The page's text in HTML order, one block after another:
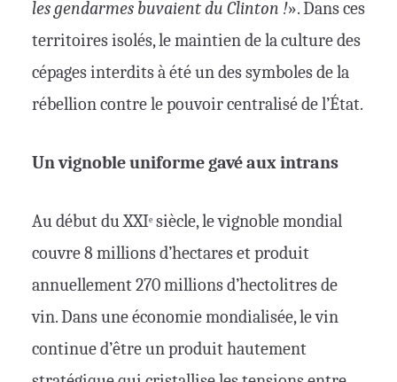
les gendarmes buvaient du Clinton !». Dans ces
territoires isolés, le maintien de la culture des
cépages interdits à été un des symboles de la
rébellion contre le pouvoir centralisé de l’État.
Un vignoble uniforme gavé aux intrans
Au début du XXIe siècle, le vignoble mondial
couvre 8 millions d’hectares et produit
annuellement 270 millions d’hectolitres de
vin. Dans une économie mondialisée, le vin
continue d’être un produit hautement